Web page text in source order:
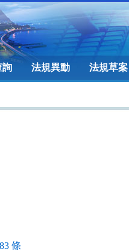
詢 法規異動 法規草案
條